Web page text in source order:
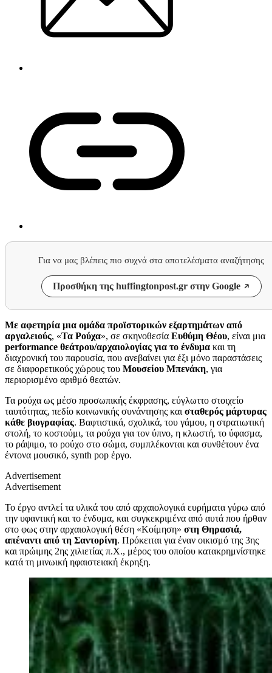
Για να μας βλέπεις πιο συχνά στα αποτελέσματα αναζήτησης
Προσθήκη της huffingtonpost.gr στην Google
Με αφετηρία μια ομάδα προϊστορικών εξαρτημάτων από
αργαλειούς, «Τα Ρούχα», σε σκηνοθεσία Ευθύμη Θέου, είναι μια
performance θεάτρου/αρχαιολογίας για το ένδυμα και τη
διαχρονική του παρουσία, που ανεβαίνει για έξι μόνο παραστάσεις
σε διαφορετικούς χώρους του Μουσείου Μπενάκη, για
περιορισμένο αριθμό θεατών.
Τα ρούχα ως μέσο προσωπικής έκφρασης, εύγλωττο στοιχείο
ταυτότητας, πεδίο κοινωνικής συνάντησης και σταθερός μάρτυρας
κάθε βιογραφίας. Βαφτιστικά, σχολικά, του γάμου, η στρατιωτική
στολή, το κοστούμι, τα ρούχα για τον ύπνο, η κλωστή, το ύφασμα,
το ράψιμο, το ρούχο στο σώμα, συμπλέκονται και συνθέτουν ένα
έντονα μουσικό, synth pop έργο.
Advertisement
Advertisement
Το έργο αντλεί τα υλικά του από αρχαιολογικά ευρήματα γύρω από
την υφαντική και το ένδυμα, και συγκεκριμένα από αυτά που ήρθαν
στο φως στην αρχαιολογική θέση «Κοίμηση» στη Θηρασιά,
απέναντι από τη Σαντορίνη. Πρόκειται για έναν οικισμό της 3ης
και πρώιμης 2ης χιλιετίας π.Χ., μέρος του οποίου κατακρημνίστηκε
κατά τη μινωική ηφαιστειακή έκρηξη.